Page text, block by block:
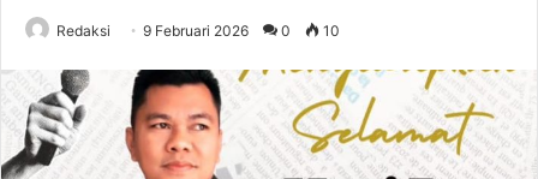
Redaksi 9 Februari 2026 0 10